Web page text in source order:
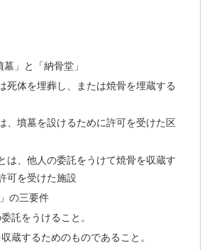
墓」と「納骨堂」
死体を埋葬し、または焼骨を埋蔵する
、墳墓を設けるために許可を受けた区
は、他人の委託をうけて焼骨を収蔵す
可を受けた施設
の三要件
託をうけること。
蔵するためのものであること。